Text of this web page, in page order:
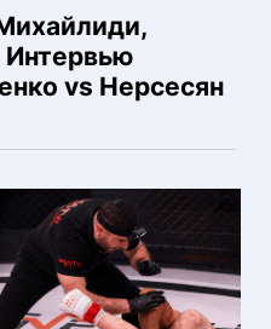
Интервью
vs Нерсесян